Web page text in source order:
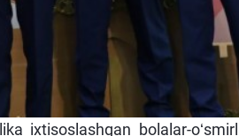
ixtisoslashgan bolalar-